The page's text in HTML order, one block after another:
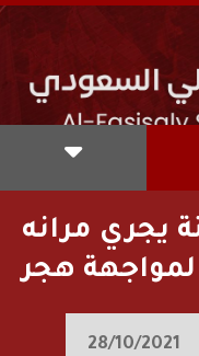
تحت 15 سنة يجري مرانه
لمواجهة هجر
28/10/2021